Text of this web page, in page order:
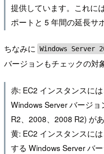
提供しています。これに
ポートと 5 年間の延長サ
ちなみに Windows Server
バージョンもチェックの対
赤: EC2 インスタンスに
Windows Server バージ
R2、2008、2008 R2) があ
黄: EC2 インスタンスに
する Windows Server バ